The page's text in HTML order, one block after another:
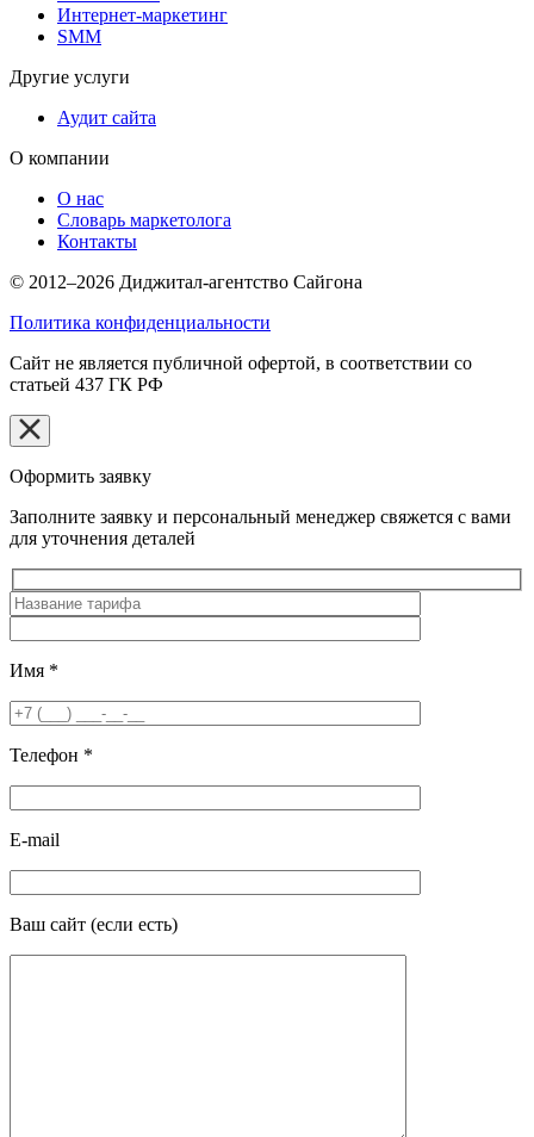
Интернет-маркетинг
SMM
Другие услуги
Аудит сайта
О компании
О нас
Словарь маркетолога
Контакты
© 2012–2026 Диджитал-агентство Сайгона
Политика конфиденциальности
Сайт не является публичной офертой, в соответствии со
статьей 437 ГК РФ
Оформить заявку
Заполните заявку и персональный менеджер свяжется с вами
для уточнения деталей
Имя *
Телефон *
E-mail
Ваш сайт (если есть)